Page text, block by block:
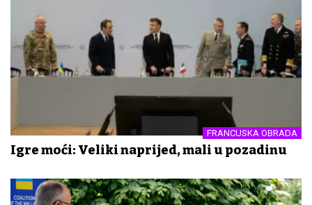
FRANCUSKA OBRADA
Igre moći: Veliki naprijed, mali u pozadinu